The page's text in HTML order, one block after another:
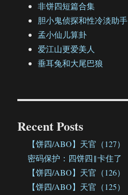
非饼四短篇合集
胆小鬼侦探和性冷淡助手
孟小仙儿算卦
爱江山更爱美人
垂耳兔和大尾巴狼
Recent Posts
【饼四/ABO】天官（127）
密码保护：四饼四‖卡住了
【饼四/ABO】天官（126）
【饼四/ABO】天官（125）